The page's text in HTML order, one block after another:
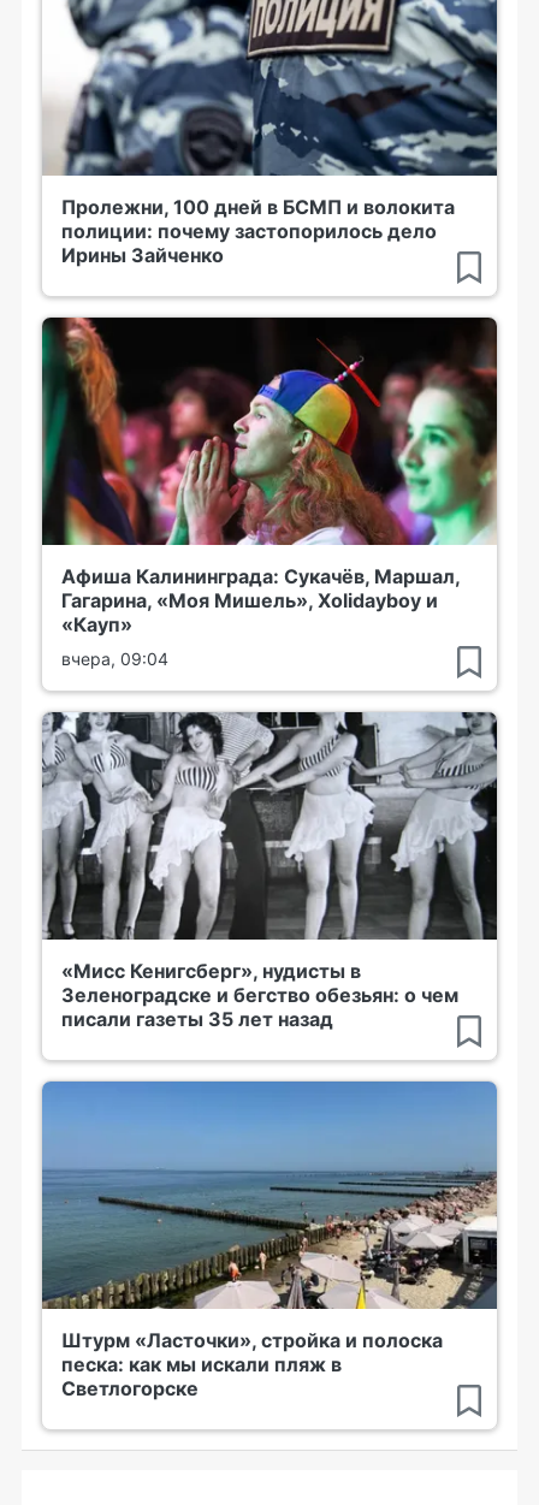
Пролежни, 100 дней в БСМП и волокита
полиции: почему застопорилось дело
Ирины Зайченко
Афиша Калининграда: Сукачёв, Маршал,
Гагарина, «Моя Мишель», Xolidayboy и
«Кауп»
вчера, 09:04
«Мисс Кенигсберг», нудисты в
Зеленоградске и бегство обезьян: о чем
писали газеты 35 лет назад
Штурм «Ласточки», стройка и полоска
песка: как мы искали пляж в
Светлогорске